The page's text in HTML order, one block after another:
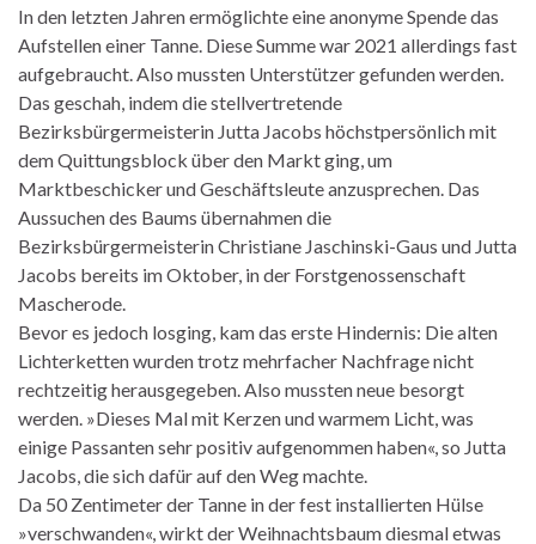
In den letzten Jahren ermöglichte eine anonyme Spende das
Aufstellen einer Tanne. Diese Summe war 2021 allerdings fast
aufgebraucht. Also mussten Unterstützer gefunden werden.
Das geschah, indem die stellvertretende
Bezirksbürgermeisterin Jutta Jacobs höchstpersönlich mit
dem Quittungsblock über den Markt ging, um
Marktbeschicker und Geschäftsleute anzusprechen. Das
Aussuchen des Baums übernahmen die
Bezirksbürgermeisterin Christiane Jaschinski-Gaus und Jutta
Jacobs bereits im Oktober, in der Forstgenossenschaft
Mascherode.
Bevor es jedoch losging, kam das erste Hindernis: Die alten
Lichterketten wurden trotz mehrfacher Nachfrage nicht
rechtzeitig herausgegeben. Also mussten neue besorgt
werden. »Dieses Mal mit Kerzen und warmem Licht, was
einige Passanten sehr positiv aufgenommen haben«, so Jutta
Jacobs, die sich dafür auf den Weg machte.
Da 50 Zentimeter der Tanne in der fest installierten Hülse
»verschwanden«, wirkt der Weihnachtsbaum diesmal etwas